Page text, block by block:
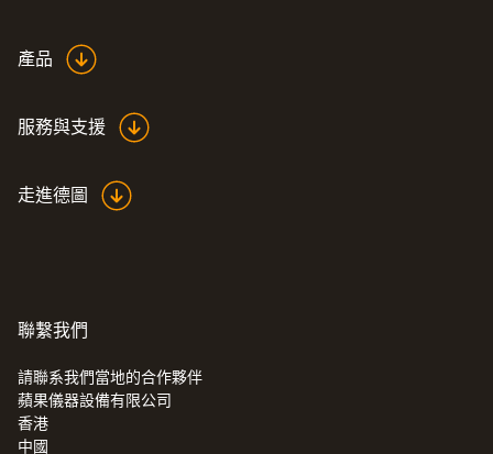
產品
服務與支援
走進德圖
聯繫我們
請聯系我們當地的合作夥伴
蘋果儀器設備有限公司
香港
中國